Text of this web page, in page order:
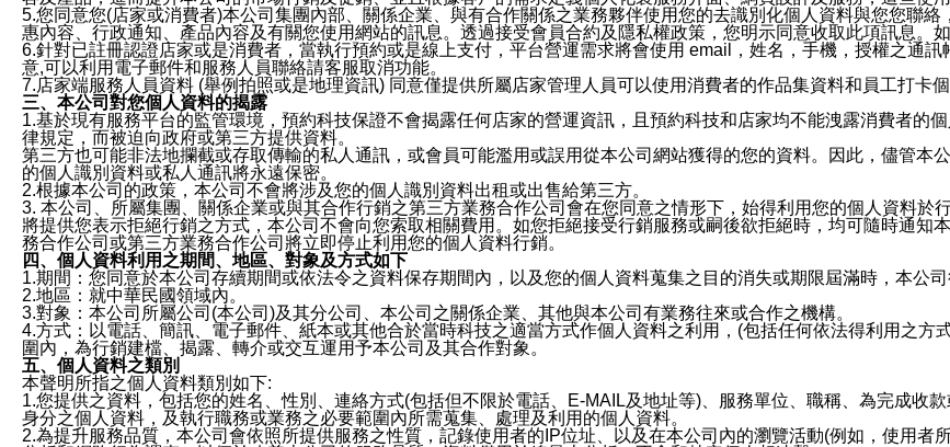
5.您同意您(店家或消費者)本公司集團內部、關係企業、與有合作關係之業務夥伴使用您的去識別化個人資料與您您聯
惠內容、行政通知、產品內容及有關您使用網站的訊息。透過接受會員合約及隱私權政策，您明示同意收取此項訊息。
6.針對已註冊認證店家或是消費者，當執行預約或是線上支付，平台營運需求將會使用 email，姓名，手機，授權之通
意,可以利用電子郵件和服務人員聯絡請客服取消功能。
7.店家端服務人員資料 (舉例拍照或是地理資訊) 同意僅提供所屬店家管理人員可以使用消費者的作品集資料和員工打卡
三、本公司對您個人資料的揭露
1.基於現有服務平台的監管環境，預約科技保證不會揭露任何店家的營運資訊，且預約科技和店家均不能洩露消費者的
律規定，而被迫向政府或第三方提供資料。
第三方也可能非法地攔截或存取傳輸的私人通訊，或會員可能濫用或誤用從本公司網站獲得的您的資料。因此，儘管本
的個人識別資料或私人通訊將永遠保密。
2.根據本公司的政策，本公司不會將涉及您的個人識別資料出租或出售給第三方。
3. 本公司、所屬集團、關係企業或與其合作行銷之第三方業務合作公司會在您同意之情形下，始得利用您的個人資料於
將提供您表示拒絕行銷之方式，本公司不會向您索取相關費用。如您拒絕接受行銷服務或嗣後欲拒絕時，均可隨時通知
務合作公司或第三方業務合作公司將立即停止利用您的個人資料行銷。
四、個人資料利用之期間、地區、對象及方式如下
1.期間：您同意於本公司存續期間或依法令之資料保存期間內，以及您的個人資料蒐集之目的消失或期限屆滿時，本公
2.地區：就中華民國領域內。
3.對象：本公司所屬公司(本公司)及其分公司、本公司之關係企業、其他與本公司有業務往來或合作之機構。
4.方式：以電話、簡訊、電子郵件、紙本或其他合於當時科技之適當方式作個人資料之利用，(包括任何依法得利用之
圍內，為行銷建檔、揭露、轉介或交互運用予本公司及其合作對象。
五、個人資料之類別
本聲明所指之個人資料類別如下:
1.您提供之資料，包括您的姓名、性別、連絡方式(包括但不限於電話、E-MAIL及地址等)、服務單位、職稱、為完成收
身分之個人資料，及執行職務或業務之必要範圍內所需蒐集、處理及利用的個人資料。
2.為提升服務品質，本公司會依照所提供服務之性質，記錄使用者的IP位址、以及在本公司內的瀏覽活動(例如，使用